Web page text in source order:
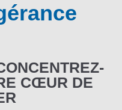
CŒUR DE